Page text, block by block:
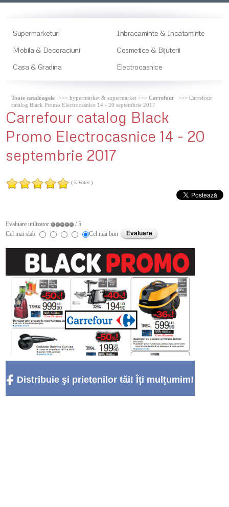
Supermarketuri
Inbracaminte & Incataminte
Mobila & Decoraciuni
Cosmetice & Bijuterii
Casa & Gradina
Electrocasnice
Toate cataloagele >>> hypermarket & supermarket >>>Carrefour
>>> Carrefour
catalog Black Promo Electrocasnice 14 - 20 septembrie 2017
Carrefour catalog Black
Promo Electrocasnice 14 - 20
septembrie 2017
( 5 Votes )
Evaluare utilizator:
/ 5
Cel mai slab
Cel mai bun
Distribuie şi prietenilor tăi! Îţi mulţumim!